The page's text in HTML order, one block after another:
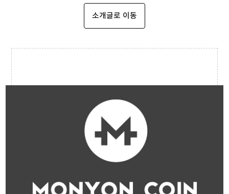
소개글로 이동